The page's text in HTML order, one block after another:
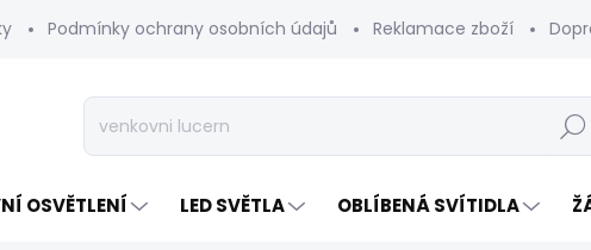
Podmínky ochrany osobních údajů Reklamace zboží
Hledat
OSVĚTLENÍ LED SVĚTLA OBLÍBENÁ SVÍTIDLA